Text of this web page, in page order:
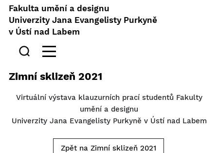
Fakulta umění a designu
Univerzity Jana Evangelisty Purkyně
v Ústí nad Labem
Zimní sklizeň 2021
Virtuální výstava klauzurních prací studentů Fakulty
umění a designu
Univerzity Jana Evangelisty Purkyně v Ústí nad Labem
Zpět na Zimní sklizeň 2021